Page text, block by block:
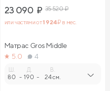
23 090 ₽ 35 520₽
или частями от1 924₽ в мес.
Матрас Gros Middle
5.0
4
Ш.
80 -
Д.
190 -
В.
24 см.